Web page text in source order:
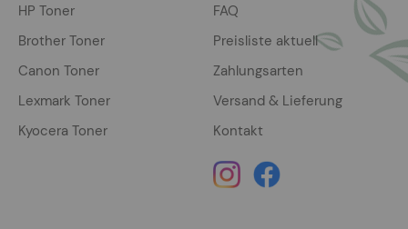
HP Toner
Brother Toner
Canon Toner
Lexmark Toner
Kyocera Toner
FAQ
Preisliste aktuell
Zahlungsarten
Versand & Lieferung
Kontakt